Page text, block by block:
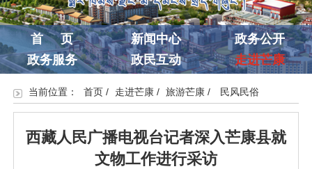
首 页 新闻中心
政务公开
政务服务
政民互动 走进芒康
当前位置： 首页/ 走进芒康/ 旅游芒康/ 民风民俗
西藏人民广播电视台记者深入芒康县就
文物工作进行采访